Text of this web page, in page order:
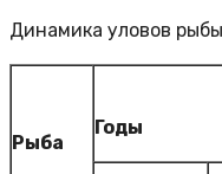
Динамика уловов
Рыба
Годы